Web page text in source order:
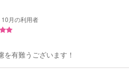
月の利用者
を有難うございます！